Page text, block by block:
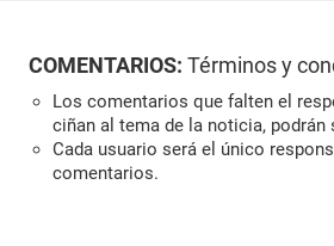
COMENTARIOS: Términos y
Los comentarios que falten el
ciñan al tema de la noticia, podrán
Cada usuario será el único
comentarios.